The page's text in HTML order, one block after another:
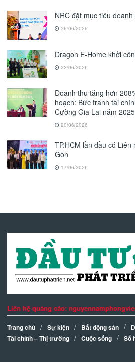
NRC đặt mục tiêu
26/06/2026
Dragon E-Home khởi
22/06/2026
Doanh thu tăng hơn
hoạch: Bức tranh tài
Cường Gia Lai năm 2025
20/06/2026
TP.HCM lần đầu có
Gòn
17/06/2026
Liên hệ quảng cáo:
Trang chủ Sự kiện Bất động sản
Tài chính – Thị trường
Cuộc sống Số